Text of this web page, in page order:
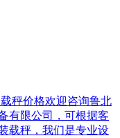
秤价格欢迎咨询鲁北
有限公司，可根据客
载秤，我们是专业设